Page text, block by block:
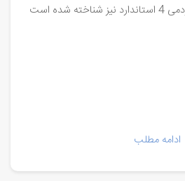
است
ادامه مطلب